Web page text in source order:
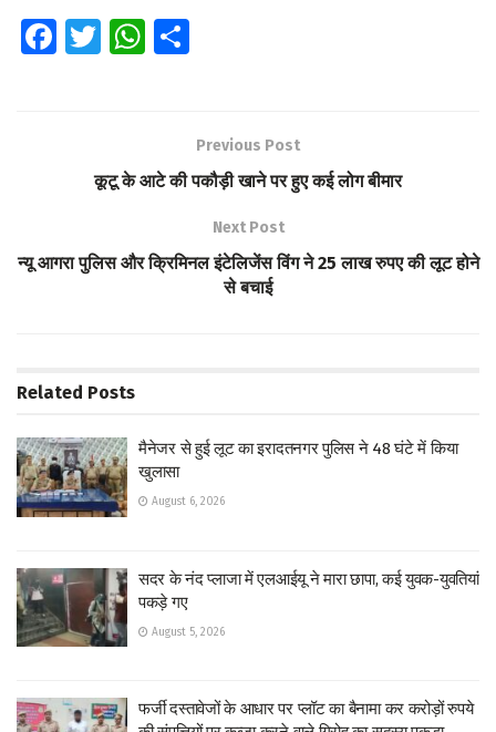
Fa T
W
A
p
e
Previous Post
कूटू के आटे की पकौड़ी खाने पर हुए कई लोग बीमार
Next Post
न्यू आगरा पुलिस और क्रिमिनल इंटेलिजेंस विंग ने 25 लाख रुपए की लूट होने
से बचाई
Related Posts
मैनेजर से हुई लूट का इरादतनगर पुलिस ने 48 घंटे में किया
खुलासा
August 6, 2026
सदर के नंद प्लाजा में एलआईयू ने मारा छापा, कई युवक-युवतियां
पकड़े गए
August 5, 2026
फर्जी दस्तावेजों के आधार पर प्लॉट का बैनामा कर करोड़ों रुपये